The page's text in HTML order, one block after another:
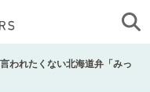
われたくない北海道弁「みっ